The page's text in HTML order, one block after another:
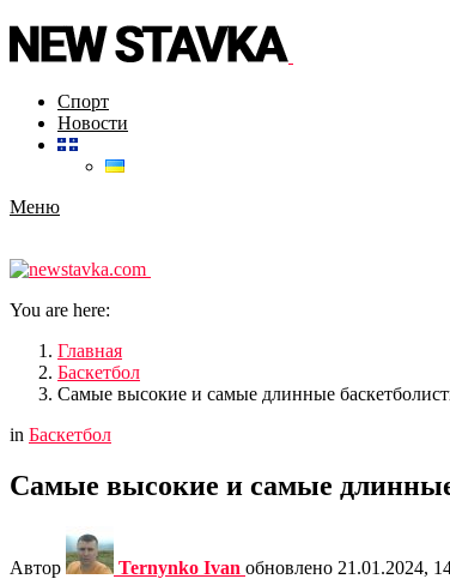
Спорт
Новости
Меню
You are here:
Главная
Баскетбол
Самые высокие и самые длинные
in Баскетбол
Самые высокие и самые
Автор Ternynko Ivan обновлено 21.01.2024,